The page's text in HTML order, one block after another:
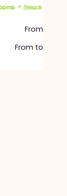
+ terrace
From
From to